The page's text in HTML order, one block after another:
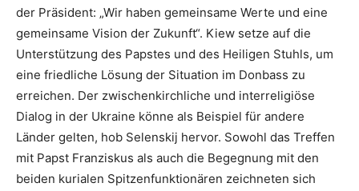
der Präsident: „Wir haben gemeinsame Werte und eine
gemeinsame Vision der Zukunft“. Kiew setze auf die
Unterstützung des Papstes und des Heiligen Stuhls, um
eine friedliche Lösung der Situation im Donbass zu
erreichen. Der zwischenkirchliche und interreligiöse
Dialog in der Ukraine könne als Beispiel für andere
Länder gelten, hob Selenskij hervor. Sowohl das Treffen
mit Papst Franziskus als auch die Begegnung mit den
beiden kurialen Spitzenfunktionären zeichneten sich